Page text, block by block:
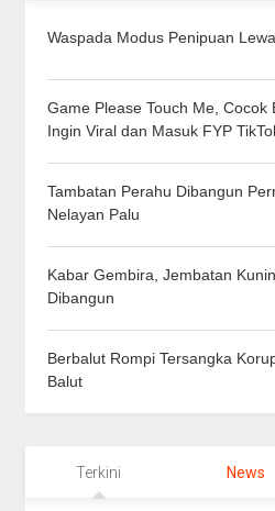
Waspada Modus Penipuan
Game Please Touch Me, Cocok
Ingin Viral dan Masuk FYP
Tambatan Perahu Dibangun
Nelayan Palu
Kabar Gembira, Jembatan
Dibangun
Berbalut Rompi Tersangka
Balut
Terkini News